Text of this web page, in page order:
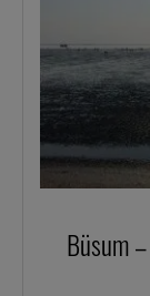
Büsum